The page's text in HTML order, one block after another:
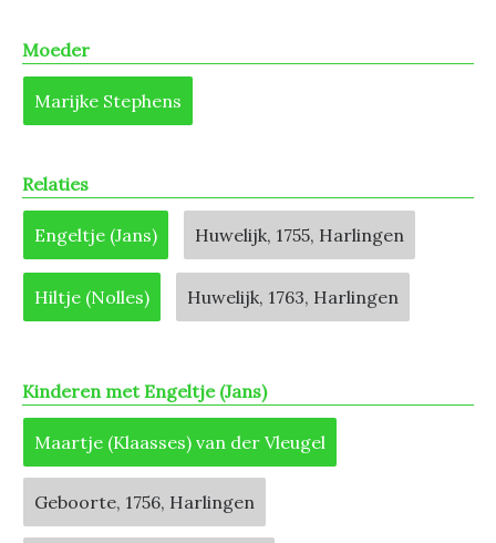
Moeder
Marijke Stephens
Relaties
Engeltje (Jans) Huwelijk, 1755, Harlingen
Hiltje (Nolles) Huwelijk, 1763, Harlingen
Kinderen met Engeltje (Jans)
Maartje (Klaasses) van der Vleugel
Geboorte, 1756, Harlingen